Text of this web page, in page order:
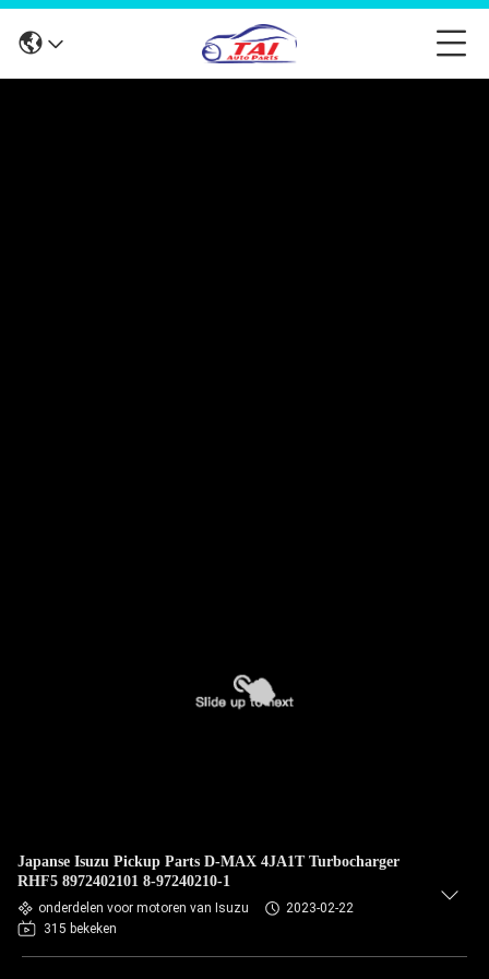
Japanse Isuzu Pickup Parts D-MAX 4JA1T Turbocharger
RHF5 8972402101 8-97240210-1
onderdelen voor motoren van Isuzu
2023-02-22
315 bekeken